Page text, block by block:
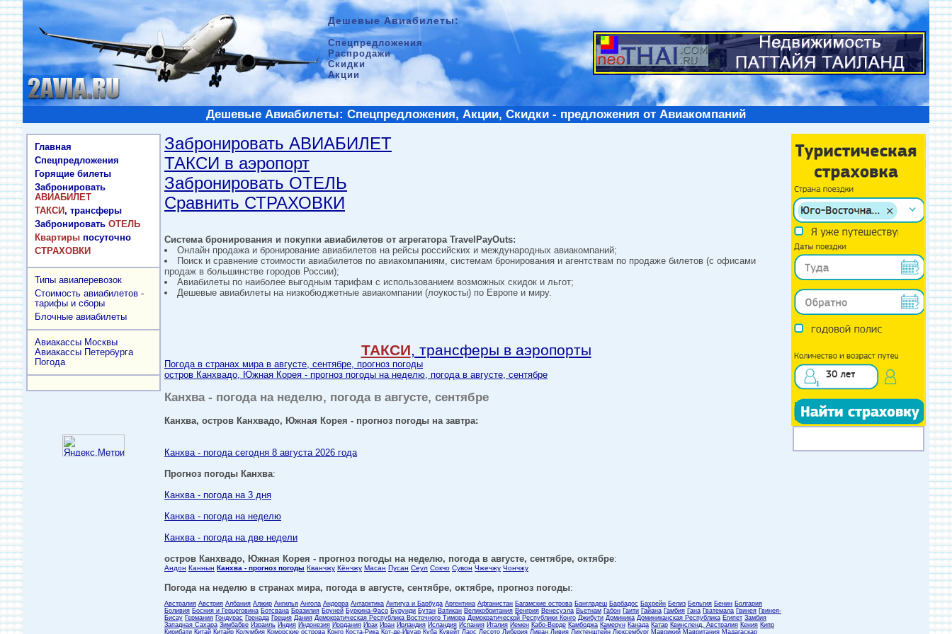
Дешевые Авиабилеты:
Спецпредложения
Распродажи
Скидки
Акции
Дешевые Авиабилеты: Спецпредложения, Акции, Скидки - предложения от Авиакомпаний
Главная
Спецпредложения
Горящие билеты
Забронировать
АВИАБИЛЕТ
ТАКСИ, трансферы
Забронировать ОТЕЛЬ
Квартиры посуточно
СТРАХОВКИ
Типы авиаперевозок
Стоимость авиабилетов -
тарифы и сборы
Блочные авиабилеты
Авиакассы Москвы
Авиакассы Петербурга
Погода
Забронировать АВИАБИЛЕТ
ТАКСИ в аэропорт
Забронировать ОТЕЛЬ
Сравнить СТРАХОВКИ
Система бронирования и покупки авиабилетов от агрегатора TravelPayOuts:
Онлайн продажа и бронирование авиабилетов на рейсы российских и международных авиакомпаний;
Поиск и сравнение стоимости авиабилетов по авиакомпаниям, системам бронирования и агентствам по продаже билетов (с офисами
продаж в большинстве городов России);
Авиабилеты по наиболее выгодным тарифам с использованием возможных скидок и льгот;
Дешевые авиабилеты на низкобюджетные авиакомпании (лоукосты) по Европе и миру.
ТАКСИ, трансферы в аэропорты
Погода в странах мира в августе, сентябре, прогноз погоды
остров Канхвадо, Южная Корея - прогноз погоды на неделю, погода в августе, сентябре
Канхва - погода на неделю, погода в августе, сентябре
Канхва, остров Канхвадо, Южная Корея - прогноз погоды на завтра:
Канхва - погода сегодня 8 августа 2026 года
Прогноз погоды Канхва:
Канхва - погода на 3 дня
Канхва - погода на неделю
Канхва - погода на две недели
остров Канхвадо, Южная Корея - прогноз погоды на неделю, погода в августе, сентябре, октябре:
Андон Каннын Канхва - прогноз погоды Кванчжу Кёнчжу Масан Пусан Сеул Сокчо Сувон Чжечжу Чончжу
Погода на неделю в странах мира, погода в августе, сентябре, октябре, прогноз погоды:
Австралия Австрия Албания Алжир Ангилья Ангола Андорра Антарктика Антигуа и Барбуда Аргентина Афганистан Багамские острова Бангладеш Барбадос Бахрейн Белиз Бельгия Бенин Болгария
Боливия Босния и Герцеговина Ботсвана Бразилия Бруней Буркина-Фасо Бурунди Бутан Ватикан Великобритания Венгрия Венесуэла Вьетнам Габон Гаити Гайана Гамбия Гана Гватемала Гвинея Гвинея-
Бисау Германия Гондурас Гренада Греция Дания Демократическая Республика Восточного Тимора Демократической Республики Конго Джибути Доминика Доминиканская Республика Египет Замбия
Западная Сахара Зимбабве Израиль Индия Индонезия Иордания Ирак Иран Ирландия Исландия Испания Италия Йемен Кабо-Верде Камбоджа Камерун Канада Катар Квинсленд, Австралия Кения Кипр
Кирибати Китай Китайр Колумбия Коморские острова Конго Коста-Рика Кот-де-Ивуар Куба Кувейт Лаос Лесото Либерия Ливан Ливия Лихтенштейн Люксембург Маврикий Мавритания Мадагаскар